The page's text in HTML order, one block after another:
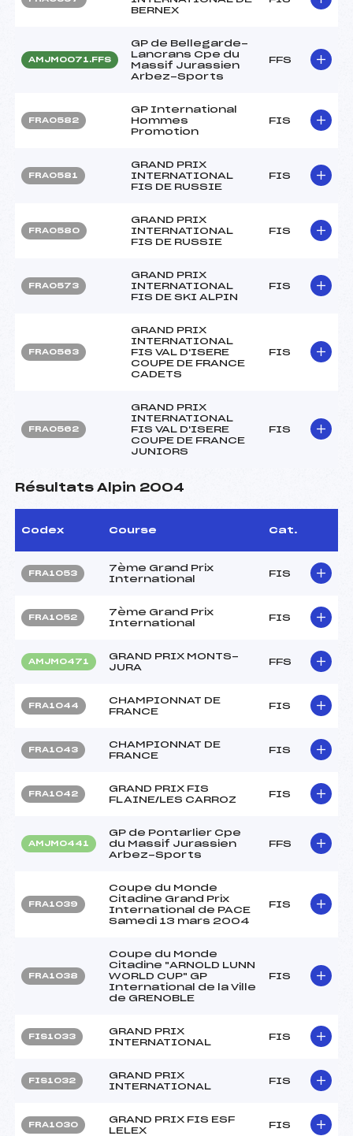
BERNEX
AMJM0071.FFS
GP de Bellegarde-
Lancrans Cpe du
Massif Jurassien
Arbez-Sports
FFS
FRA0582
GP International
Hommes
Promotion
FIS
FRA0581
GRAND PRIX
INTERNATIONAL
FIS DE RUSSIE
FIS
FRA0580
GRAND PRIX
INTERNATIONAL
FIS DE RUSSIE
FIS
FRA0573
GRAND PRIX
INTERNATIONAL
FIS DE SKI ALPIN
FIS
FRA0563
GRAND PRIX
INTERNATIONAL
FIS VAL D'ISERE
COUPE DE FRANCE
CADETS
FIS
FRA0562
GRAND PRIX
INTERNATIONAL
FIS VAL D'ISERE
COUPE DE FRANCE
JUNIORS
FIS
Résultats Alpin 2004
Codex Course Cat.
FRA1053
7ème Grand Prix
International
FIS
FRA1052
7ème Grand Prix
International
FIS
AMJM0471
GRAND PRIX MONTS-
JURA
FFS
FRA1044
CHAMPIONNAT DE
FRANCE
FIS
FRA1043
CHAMPIONNAT DE
FRANCE
FIS
FRA1042
GRAND PRIX FIS
FLAINE/LES CARROZ
FIS
AMJM0441
GP de Pontarlier Cpe
du Massif Jurassien
Arbez-Sports
FFS
FRA1039
Coupe du Monde
Citadine Grand Prix
International de PACE
Samedi 13 mars 2004
FIS
FRA1038
Coupe du Monde
Citadine "ARNOLD LUNN
WORLD CUP" GP
International de la Ville
de GRENOBLE
FIS
FIS1033
GRAND PRIX
INTERNATIONAL
FIS
FIS1032
GRAND PRIX
INTERNATIONAL
FIS
FRA1030
GRAND PRIX FIS ESF
LELEX
FIS